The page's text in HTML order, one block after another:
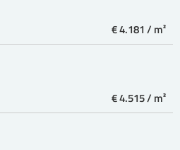
€ 4.181 / m²
€ 4.515 / m²